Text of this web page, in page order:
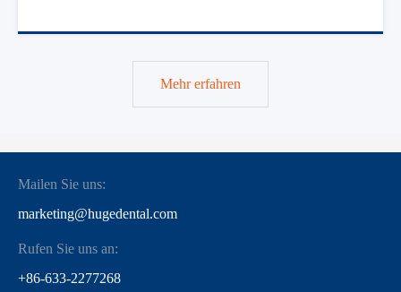
Mehr erfahren
Mailen Sie uns:
marketing@hugedental.com
Rufen Sie uns an:
+86-633-2277268